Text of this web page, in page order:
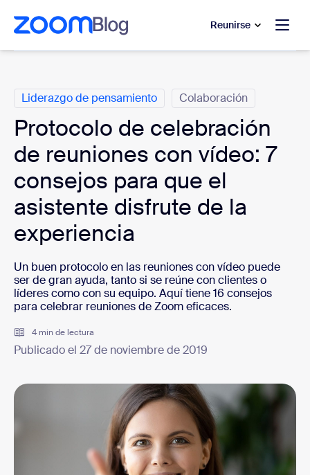
contenido principal
al chat de ayuda
Reunirse
Liderazgo de pensamiento Colaboración
Protocolo de celebración
de reuniones con vídeo: 7
consejos para que el
asistente disfrute de la
experiencia
Un buen protocolo en las reuniones con vídeo puede
ser de gran ayuda, tanto si se reúne con clientes o
líderes como con su equipo. Aquí tiene 16 consejos
para celebrar reuniones de Zoom eficaces.
4 min de lectura
Publicado el 27 de noviembre de 2019